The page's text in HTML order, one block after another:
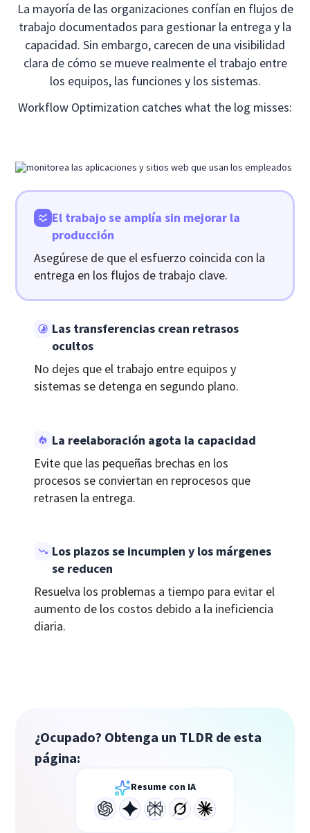
La mayoría de las organizaciones confían en flujos de
trabajo documentados para gestionar la entrega y la
capacidad. Sin embargo, carecen de una visibilidad
clara de cómo se mueve realmente el trabajo entre
los equipos, las funciones y los sistemas.
Workflow Optimization catches what the log misses:
El trabajo se amplía sin mejorar la
producción
Asegúrese de que el esfuerzo coincida con la
entrega en los flujos de trabajo clave.
Las transferencias crean retrasos
ocultos
No dejes que el trabajo entre equipos y
sistemas se detenga en segundo plano.
La reelaboración agota la capacidad
Evite que las pequeñas brechas en los
procesos se conviertan en reprocesos que
retrasen la entrega.
Los plazos se incumplen y los márgenes
se reducen
Resuelva los problemas a tiempo para evitar el
aumento de los costos debido a la ineficiencia
diaria.
¿Ocupado? Obtenga un TLDR de esta
página:
Resume con IA